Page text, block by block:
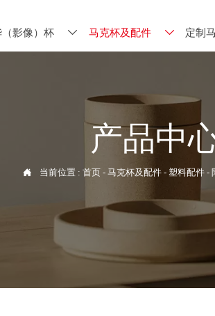
影像）杯  马克杯及配件  定制
产品中
 当前位置 : 首页- 马克杯及配件- 塑料配件-